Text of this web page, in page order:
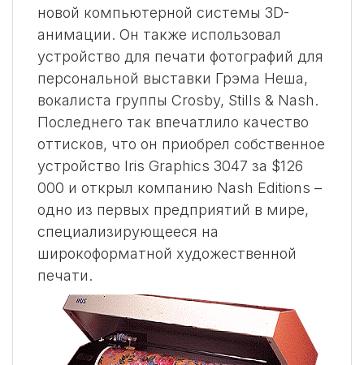
новой компьютерной системы 3D-
анимации. Он также использовал
устройство для печати фотографий для
персональной выставки Грэма Неша,
вокалиста группы Crosby, Stills & Nash.
Последнего так впечатлило качество
оттисков, что он приобрел собственное
устройство Iris Graphics 3047 за $126
000 и открыл компанию Nash Editions –
одно из первых предприятий в мире,
специализирующееся на
широкоформатной художественной
печати.